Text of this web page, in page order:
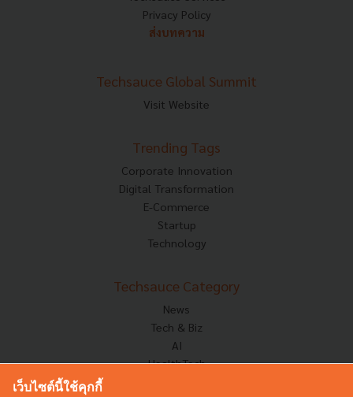
Privacy Policy
ส่งบทความ
Techsauce Global Summit
Visit Website
Trending Tags
Corporate Innovation
Digital Transformation
E-Commerce
Startup
Technology
Techsauce Category
News
Tech & Biz
AI
HealthTech
เว็บไซต์นี้ใช้คุกกี้